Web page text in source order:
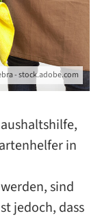
- stock.adobe.com
in
sind
jedoch, dass